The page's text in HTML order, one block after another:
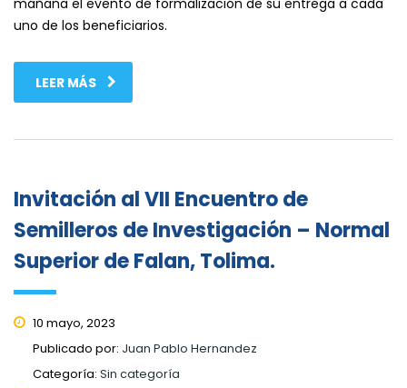
uno de los beneficiarios.
LEER MÁS
Invitación al VII Encuentro de
Semilleros de Investigación – Normal
Superior de Falan, Tolima.
10 mayo, 2023
Publicado por: Juan Pablo Hernandez
Categoría: Sin categoría